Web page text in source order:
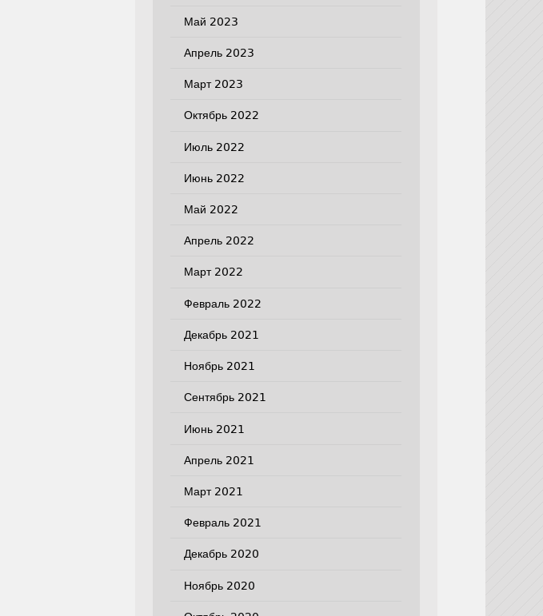
Май 2023
Апрель 2023
Март 2023
Октябрь 2022
Июль 2022
Июнь 2022
Май 2022
Апрель 2022
Март 2022
Февраль 2022
Декабрь 2021
Ноябрь 2021
Сентябрь 2021
Июнь 2021
Апрель 2021
Март 2021
Февраль 2021
Декабрь 2020
Ноябрь 2020